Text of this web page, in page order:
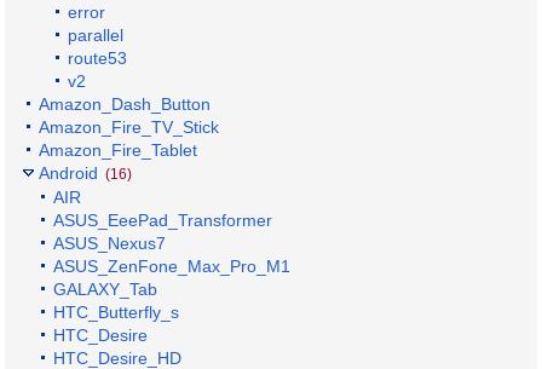
error
parallel
route53
v2
Amazon_Dash_Button
Amazon_Fire_TV_Stick
Amazon_Fire_Tablet
Android (16)
AIR
ASUS_EeePad_Transformer
ASUS_Nexus7
ASUS_ZenFone_Max_Pro_M1
GALAXY_Tab
HTC_Butterfly_s
HTC_Desire
HTC_Desire_HD